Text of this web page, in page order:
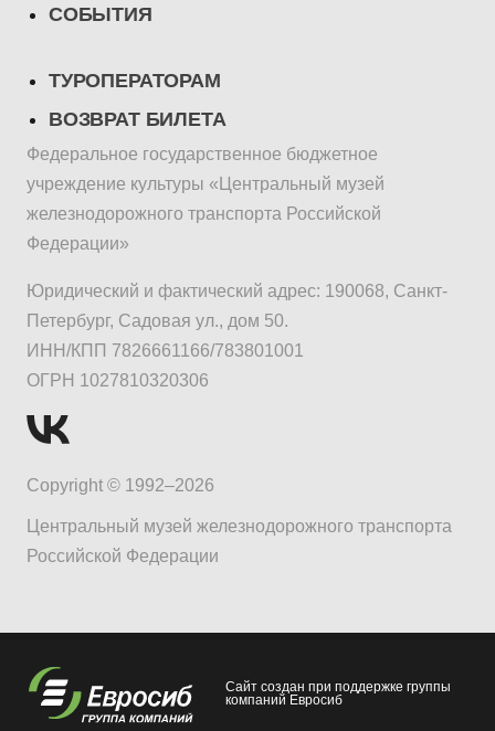
СОБЫТИЯ
ТУРОПЕРАТОРАМ
ВОЗВРАТ БИЛЕТА
Федеральное государственное бюджетное
учреждение культуры «Центральный музей
железнодорожного транспорта Российской
Федерации»
Юридический и фактический адрес: 190068, Санкт-
Петербург, Садовая ул., дом 50.
ИНН/КПП 7826661166/783801001
ОГРН 1027810320306
Copyright © 1992–2026
Центральный музей железнодорожного транспорта
Российской Федерации
Сайт создан при поддержке группы
компаний Евросиб